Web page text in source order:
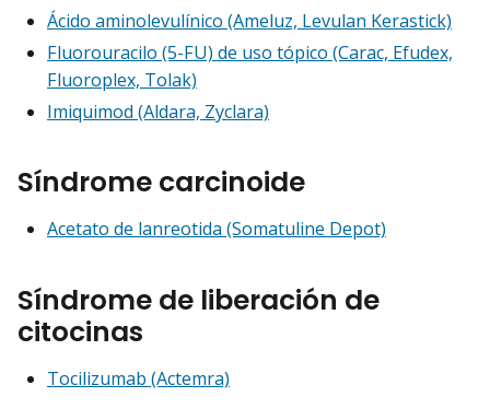
Ácido aminolevulínico (Ameluz, Levulan Kerastick)
Fluorouracilo (5-FU) de uso tópico (Carac, Efudex,
Fluoroplex, Tolak)
Imiquimod (Aldara, Zyclara)
Síndrome carcinoide
Acetato de lanreotida (Somatuline Depot)
Síndrome de liberación de
citocinas
Tocilizumab (Actemra)